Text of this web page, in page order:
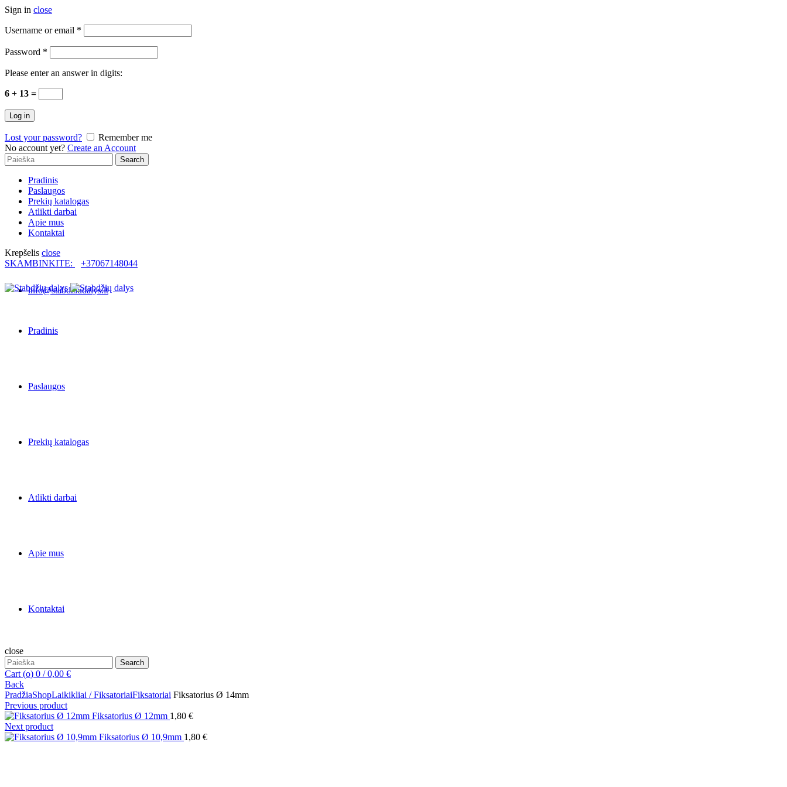
Sign in close
Username or email *
Password *
Please enter an answer in digits:
6 + 13 =
Log in
Lost your password?
Remember me
No account yet? Create an Account
Search
for:
Search
Pradinis
Paslaugos
Prekių katalogas
Atlikti darbai
Apie mus
Kontaktai
Krepšelis close
SKAMBINKITE:
+37067148044
info@stabdziudalys.lt
Pradinis
Paslaugos
Prekių katalogas
Atlikti darbai
Apie mus
Kontaktai
close
Search
for:
Search
Cart (o) 0 / 0,00 €
Back
PradžiaShopLaikikliai / FiksatoriaiFiksatoriai Fiksatorius Ø 14mm
Previous product
Fiksatorius Ø 12mm 1,80 €
Next product
Fiksatorius Ø 10,9mm 1,80 €